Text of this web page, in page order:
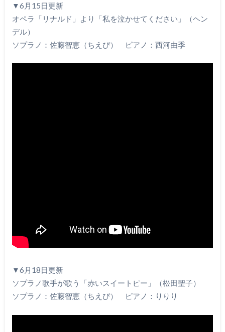
▼6月15日更新
オペラ「リナルド」より「私を泣かせてください」（ヘン
デル）
ソプラノ：佐藤智恵（ちえぴ） ピアノ：西河由季
▼6月18日更新
ソプラノ歌手が歌う「赤いスイートピー」（松田聖子）
ソプラノ：佐藤智恵（ちえぴ） ピアノ：りりり